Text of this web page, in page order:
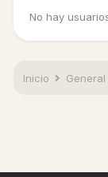
No hay
Inicio General